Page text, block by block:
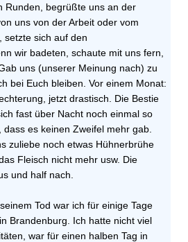
Runden, begrüßte uns an der
uns von der Arbeit oder vom
setzte sich auf den
wir badeten, schaute mit uns fern,
uns (unserer Meinung nach) zu
bei Euch bleiben. Vor einem Monat:
jetzt drastisch. Die Bestie
fast über Nacht noch einmal so
es keinen Zweifel mehr gab.
zuliebe noch etwas Hühnerbrühe
Fleisch nicht mehr usw. Die
und half nach.
Tod war ich für einige Tage
Brandenburg. Ich hatte nicht viel
war für einen halben Tag in